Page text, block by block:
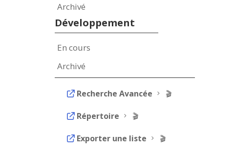
Archivé
Développement
En cours
Archivé
Recherche Avancée 5 🎬
Répertoire 5 🎬
Exporter une liste 5 🎬